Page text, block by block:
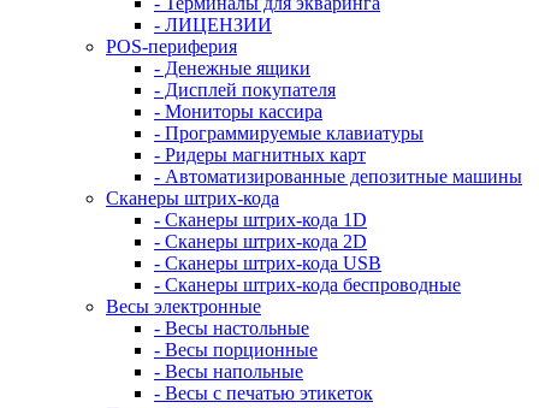
- ЛИЦЕНЗИИ
POS-периферия
- Денежные ящики
- Дисплей покупателя
- Мониторы кассира
- Программируемые клавиатуры
- Ридеры магнитных карт
- Автоматизированные депозитные машины
Сканеры штрих-кода
- Сканеры штрих-кода 1D
- Сканеры штрих-кода 2D
- Сканеры штрих-кода USB
- Сканеры штрих-кода беспроводные
Весы электронные
- Весы настольные
- Весы порционные
- Весы напольные
- Весы с печатью этикеток